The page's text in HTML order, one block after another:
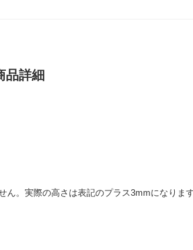
品詳細
。実際の高さは表記のプラス3mmになります